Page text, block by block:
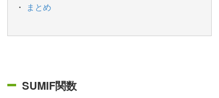
まとめ
SUMIF関数